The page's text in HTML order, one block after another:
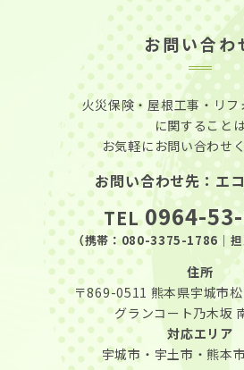
お問い合わ
火災保険・屋根工事・リ
に関すること
お気軽にお問い合わせ
お問い合わせ先：エ
TEL0964-
（携帯：080-3375-1786 ｜
住所
〒869-0511 熊本県宇城市
グランコート乃木坂
対応エリア
宇城市・宇土市・熊本